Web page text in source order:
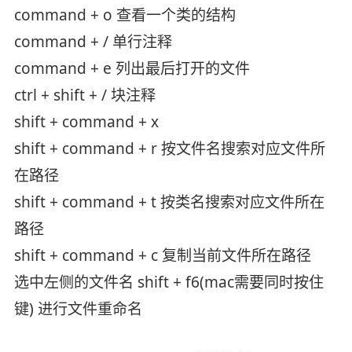
command + o 查看一个类的结构
command + / 单行注释
command + e 列出最后打开的文件
ctrl + shift + / 块注释
shift + command + x
shift + command + r 按文件名搜索对应文件所
在路径
shift + command + t 按类名搜索对应文件所在
路径
shift + command + c 复制当前文件所在路径
选中左侧的文件名 shift + f6(mac需要同时按住
键) 进行文件重命名